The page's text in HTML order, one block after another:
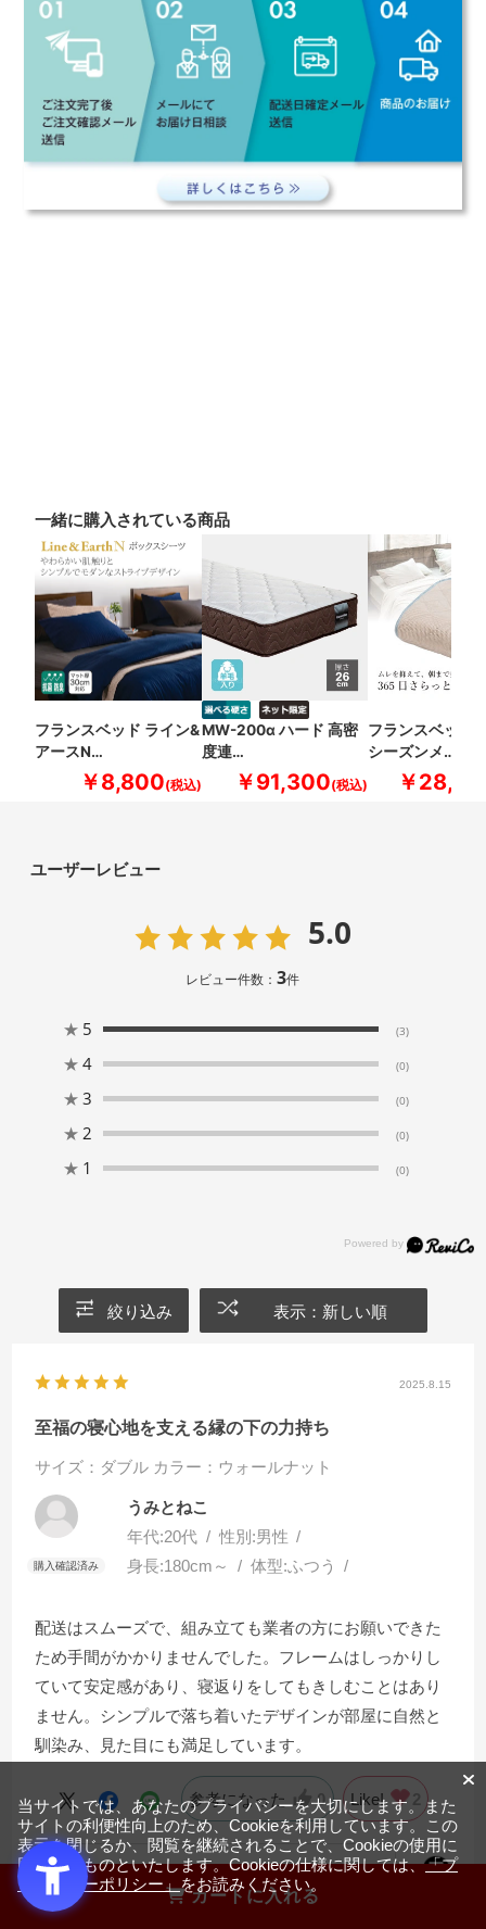
カートに入れる
一緒に購入されている商品
フランスベッド ライン&
アースN…
￥8,800
MW-200α ハード 高密
度連…
￥91,300
フランスベッド
シーズンメ…
￥
ユーザーレビュー
5.0
レビュー件数：3件
★ 5 (3)
★ 4 (0)
★ 3 (0)
★ 2 (0)
★ 1 (0)
絞り込み 表示：新しい順
2025.8.15
至福の寝心地を支える縁の下の力持ち
サイズ：ダブル カラー：ウォールナット
うみとねこ
年代:20代 性別:男性
身長:180cm～ 体型:ふつう
配送はスムーズで、組み立ても業者の方にお願いできた
ため手間がかかりませんでした。フレームはしっかりし
ていて安定感があり、寝返りをしてもきしむことはあり
ません。シンプルで落ち着いたデザインが部屋に自然と
馴染み、見た目にも満足しています。
参考になった 0 Like! 2
店舗からの回答 2025.8.19
この度は商品のご購入誠にありがとうござ
当サイトでは、あなたのプライバシーを大切にします。また
サイトの利便性向上のため、Cookieを利用しています。この
表示を閉じるか、閲覧を継続されることで、Cookieの使用に
同意するものといたします。Cookieの仕様に関しては、「プ
ライバシーポリシー」をお読みください。